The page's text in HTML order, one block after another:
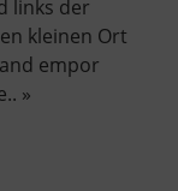
links der
kleinen Ort
empor
»